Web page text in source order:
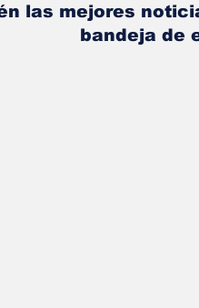
las mejores
bandeja de